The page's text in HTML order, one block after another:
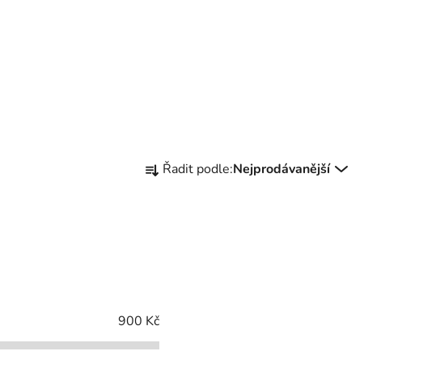
a
o
d
Řadit podle:Nejprodávanější
900 Kč